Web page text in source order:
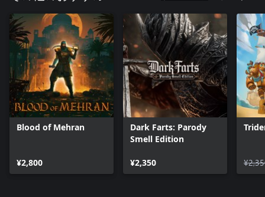
Blood of Mehran
¥2,800
Dark Farts: Parody
Smell Edition
¥2,350